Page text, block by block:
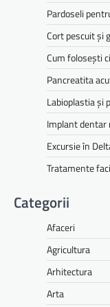
Pardoseli
Cort pescuit și
Cum folosești
Pancreatita
Labioplastia și
Implant dentar
Excursie în
Tratamente
Categorii
Afaceri
Agricultura
Arhitectura
Arta